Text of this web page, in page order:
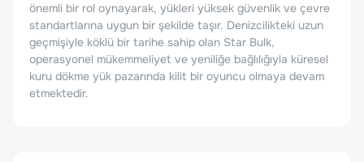
önemli bir rol oynayarak, yükleri yüksek güvenlik ve çevre
standartlarına uygun bir şekilde taşır. Denizcilikteki uzun
geçmişiyle köklü bir tarihe sahip olan Star Bulk,
operasyonel mükemmeliyet ve yeniliğe bağlılığıyla küresel
kuru dökme yük pazarında kilit bir oyuncu olmaya devam
etmektedir.